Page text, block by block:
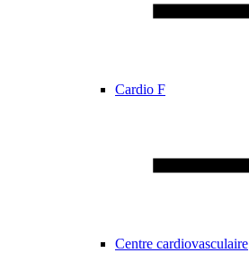
Cardio F
Centre cardiovasculaire